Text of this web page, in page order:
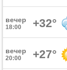
вечер
18:00 +32°
вечер
20:00 +27°